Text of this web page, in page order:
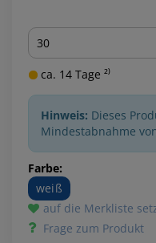
Menge
ca. 14 Tage ²⁾
Hinweis: Dieses
Mindestabnahme
Farbe:
weiß
auf die Merkliste
Frage zum Produkt